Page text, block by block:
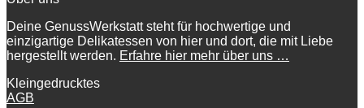
Deine GenussWerkstatt steht für hochwertige und
einzigartige Delikatessen von hier und dort, die mit Liebe
hergestellt werden. Erfahre hier mehr über uns …
Kleingedrucktes
AGB